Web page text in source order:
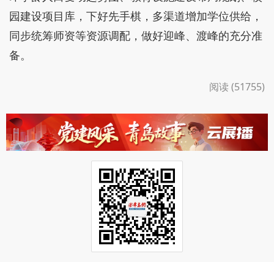
园建设项目库，下好先手棋，多渠道增加学位供给，
同步统筹师资等资源调配，做好迎峰、渡峰的充分准
备。
阅读 (51755)